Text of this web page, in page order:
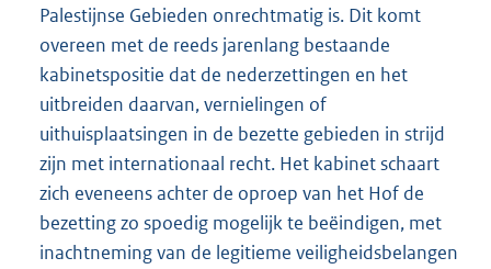
Palestijnse Gebieden onrechtmatig is. Dit komt
overeen met de reeds jarenlang bestaande
kabinetspositie dat de nederzettingen en het
uitbreiden daarvan, vernielingen of
uithuisplaatsingen in de bezette gebieden in strijd
zijn met internationaal recht. Het kabinet schaart
zich eveneens achter de oproep van het Hof de
bezetting zo spoedig mogelijk te beëindigen, met
inachtneming van de legitieme veiligheidsbelangen